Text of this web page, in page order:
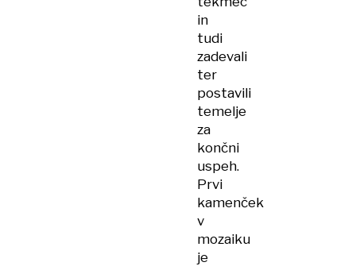
in
tudi
zadevali
ter
postavili
temelje
za
končni
uspeh.
Prvi
kamenček
v
mozaiku
je